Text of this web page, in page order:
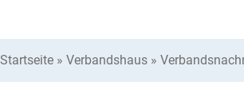
Startseite » Verbandshaus »